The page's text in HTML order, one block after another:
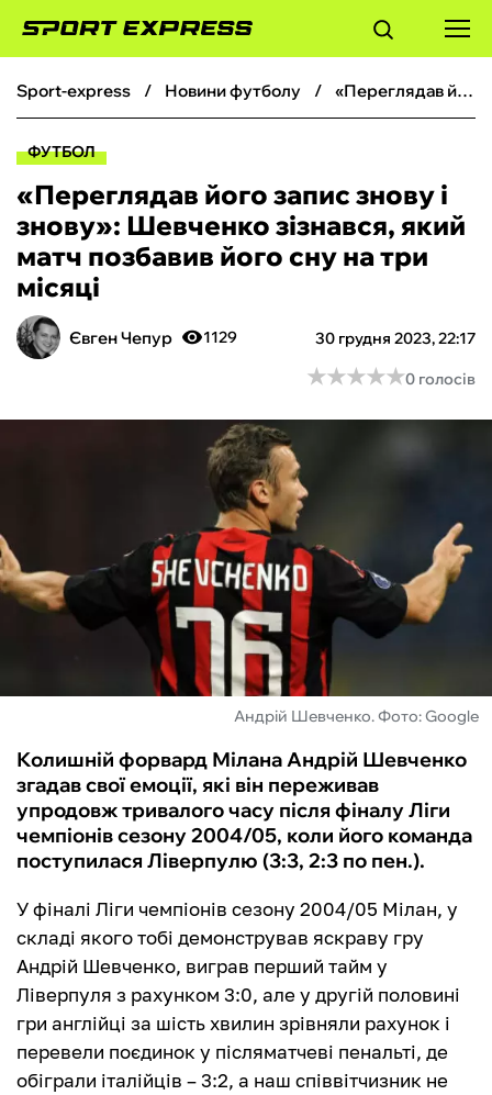
ФУТБОЛ
БОКС
ХОКЕЙ
ТЕНІС
КІБЕРСПОРТ
ІНШІ
sport-express новини футболу «Переглядав його запис знову і знову»: Шевченко зізнався, який матч позбавив його сну на три місяці
ФУТБОЛ
«Переглядав його запис знову і
знову»: Шевченко зізнався, який
матч позбавив його сну на три
місяці
Євген Чепур 30 грудня 2023, 22:17
1129
★★★★★
★★★★★0 голосів
Андрій Шевченко. Фото: Google
Колишній форвард Мілана Андрій Шевченко
згадав свої емоції, які він переживав
упродовж тривалого часу після фіналу Ліги
чемпіонів сезону 2004/05, коли його команда
поступилася Ліверпулю (3:3, 2:3 по пен.).
У фіналі Ліги чемпіонів сезону 2004/05 Мілан, у
складі якого тобі демонстрував яскраву гру
Андрій Шевченко, виграв перший тайм у
Ліверпуля з рахунком 3:0, але у другій половині
гри англійці за шість хвилин зрівняли рахунок і
перевели поєдинок у післяматчеві пенальті, де
обіграли італійців – 3:2, а наш співвітчизник не